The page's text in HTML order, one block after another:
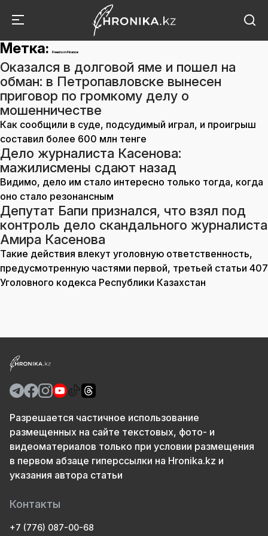
Метка: Freedom Finance
Оказался в долговой яме и пошел на
обман: в Петропавловске вынесен
приговор по громкому делу о
мошенничестве
Как сообщили в суде, подсудимый играл, и проигрыш
составил более 600 млн тенге
Дело журналиста Касенова:
мажилисмены сдают назад
Видимо, дело им стало интересно только тогда, когда
оно стало резонансным
Депутат Бапи признался, что взял под
контроль дело скандального журналиста
Амира Касенова
Такие действия влекут уголовную ответственность,
предусмотренную частями первой, третьей статьи 407
Уголовного кодекса Республики Казахстан
Разрешается частичное использование
размещенных на сайте текстовых, фото- и
видеоматериалов только при условии размещения
в первом абзаце гиперссылки на Hronika.kz и
указания автора статьи
Контакты
+7 (776) 087-00-68